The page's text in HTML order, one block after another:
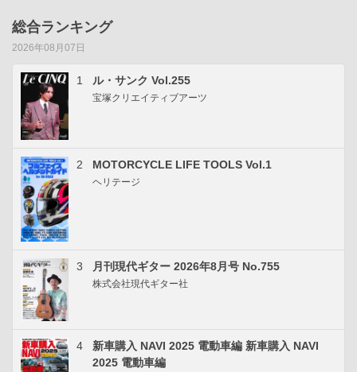
総合ランキング
2026年08月07日
1 ル・サンク Vol.255
宝塚クリエイティブアーツ
2 MOTORCYCLE LIFE TOOLS Vol.1
ヘリテージ
3 月刊現代ギター 2026年8月号 No.755
株式会社現代ギター社
4
新車購入 NAVI 2025 電動車編 新車購入 NAVI
2025 電動車編